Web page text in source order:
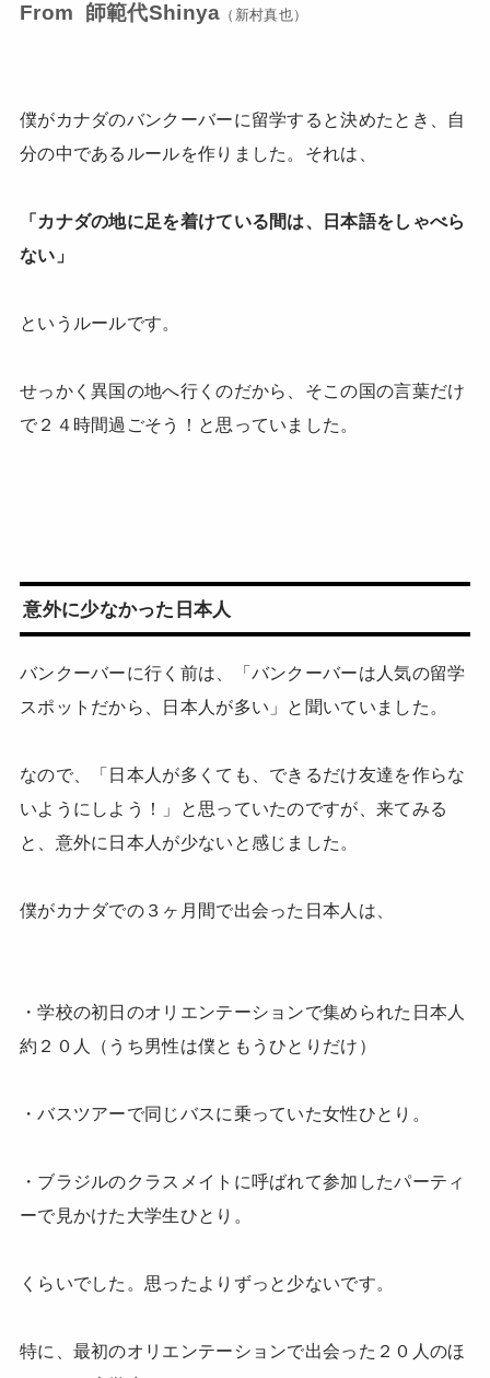
From 師範代Shinya （新村真也）
僕がカナダのバンクーバーに留学すると決めたとき、自
分の中であるルールを作りました。それは、
「カナダの地に足を着けている間は、日本語をしゃべら
ない」
というルールです。
せっかく異国の地へ行くのだから、そこの国の言葉だけ
で２４時間過ごそう！と思っていました。
意外に少なかった日本人
バンクーバーに行く前は、「バンクーバーは人気の留学
スポットだから、日本人が多い」と聞いていました。
なので、「日本人が多くても、できるだけ友達を作らな
いようにしよう！」と思っていたのですが、来てみる
と、意外に日本人が少ないと感じました。
僕がカナダでの３ヶ月間で出会った日本人は、
・学校の初日のオリエンテーションで集められた日本人
約２０人（うち男性は僕ともうひとりだけ）
・バスツアーで同じバスに乗っていた女性ひとり。
・ブラジルのクラスメイトに呼ばれて参加したパーティ
ーで見かけた大学生ひとり。
くらいでした。思ったよりずっと少ないです。
特に、最初のオリエンテーションで出会った２０人のほ